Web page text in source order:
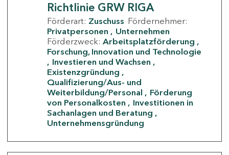
Richtlinie GRW RIGA
Förderart: Zuschuss Fördernehmer:
Privatpersonen
Unternehmen
Förderzweck: Arbeitsplatzförderung
Forschung, Innovation und Technologie
Investieren und Wachsen
Existenzgründung
Qualifizierung/Aus- und
Weiterbildung/Personal
Förderung
von Personalkosten
Investitionen in
Sachanlagen und Beratung
Unternehmensgründung